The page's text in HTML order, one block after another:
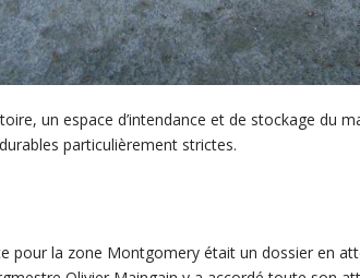
un espace d’intendance et de stockage du
particulièrement strictes.
pour la zone Montgomery était un dossier en